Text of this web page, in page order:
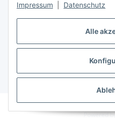
Alle
Impressum Datenschutz
Barzahlung bei Abholung
Vertrag
* Alle Preise inkl. gesetzlicher USt.,
© i-trade e. U. Besucherzähler:
Powered